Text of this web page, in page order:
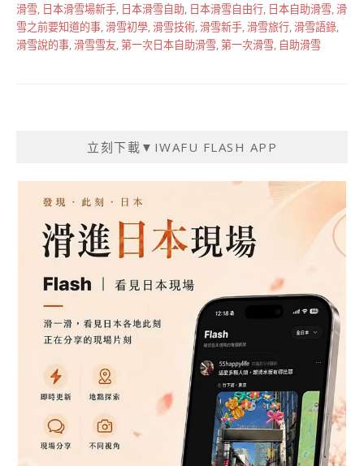
滑雪, 日本滑雪場新手, 日本滑雪自助, 日本滑雪自由行, 日本自助滑雪,滑
雪之前要知道的事,滑雪初學,滑雪技術,滑雪新手,滑雪旅行,滑雪語錄,
滑雪說的事,滑雪雪友,第一次日本自助滑雪,第一次滑雪, 自助滑雪
立刻下載▼IWAFU FLASH APP